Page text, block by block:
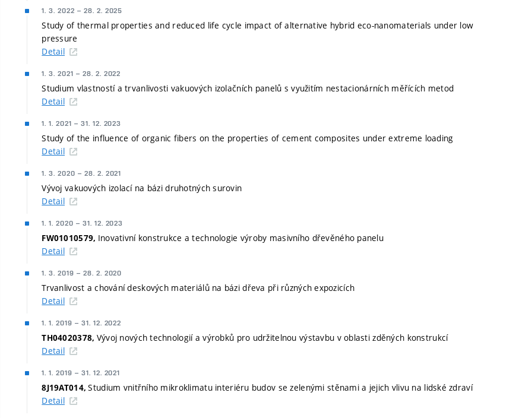
1. 3. 2022 – 28. 2. 2025
Study of thermal properties and reduced life cycle impact of alternative hybrid eco-nanomaterials under low
pressure
Detail
1. 3. 2021 – 28. 2. 2022
Studium vlastností a trvanlivosti vakuových izolačních panelů s využitím nestacionárních měřících metod
Detail
1. 1. 2021 – 31. 12. 2023
Study of the influence of organic fibers on the properties of cement composites under extreme loading
Detail
1. 3. 2020 – 28. 2. 2021
Vývoj vakuových izolací na bázi druhotných surovin
Detail
1. 1. 2020 – 31. 12. 2023
FW01010579, Inovativní konstrukce a technologie výroby masivního dřevěného panelu
Detail
1. 3. 2019 – 28. 2. 2020
Trvanlivost a chování deskových materiálů na bázi dřeva při různých expozicích
Detail
1. 1. 2019 – 31. 12. 2022
TH04020378, Vývoj nových technologií a výrobků pro udržitelnou výstavbu v oblasti zděných konstrukcí
Detail
1. 1. 2019 – 31. 12. 2021
8J19AT014,Studium vnitřního mikroklimatu interiéru budov se zelenými stěnami a jejich vlivu na lidské zdraví
Detail